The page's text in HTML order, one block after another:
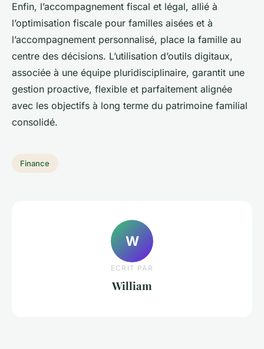
Enfin, l’accompagnement fiscal et légal, allié à
l’optimisation fiscale pour familles aisées et à
l’accompagnement personnalisé, place la famille au
centre des décisions. L’utilisation d’outils digitaux,
associée à une équipe pluridisciplinaire, garantit une
gestion proactive, flexible et parfaitement alignée
avec les objectifs à long terme du patrimoine familial
consolidé.
Finance
W
ECRIT PAR
William